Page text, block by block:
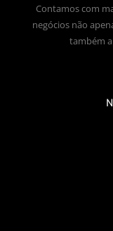
Contamos com
negócios não
também